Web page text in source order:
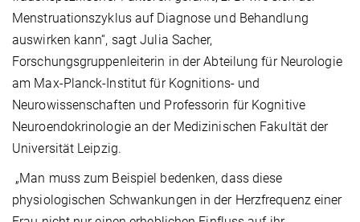
Menstruationszyklus auf Diagnose und Behandlung
auswirken kann“, sagt Julia Sacher,
Forschungsgruppenleiterin in der Abteilung für Neurologie
am Max-Planck-Institut für Kognitions- und
Neurowissenschaften und Professorin für Kognitive
Neuroendokrinologie an der Medizinischen Fakultät der
Universität Leipzig.
„Man muss zum Beispiel bedenken, dass diese
physiologischen Schwankungen in der Herzfrequenz einer